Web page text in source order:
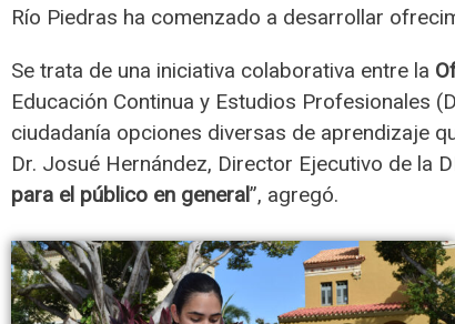
Río Piedras ha comenzado a desarrollar
Se trata de una iniciativa colaborativa entre la
Educación Continua y Estudios Profesionales
ciudadanía opciones diversas de aprendizaje
Dr. Josué Hernández, Director Ejecutivo de la
para el público en general”, agregó.